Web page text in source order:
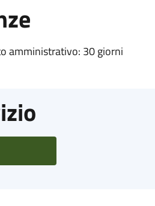
amministrativo: 30 giorni